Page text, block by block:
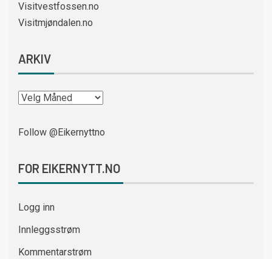
Visitvestfossen.no
Visitmjøndalen.no
ARKIV
Follow @Eikernyttno
FOR EIKERNYTT.NO
Logg inn
Innleggsstrøm
Kommentarstrøm